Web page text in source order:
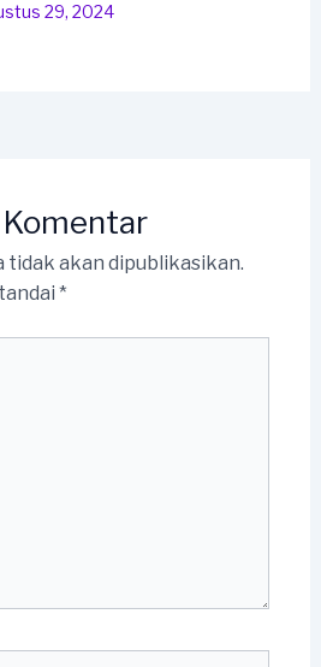
29, 2024
tidak akan dipublikasikan.
*